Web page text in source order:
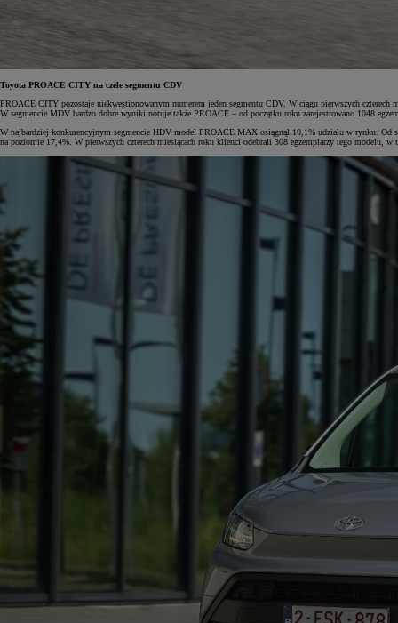
Toyota PROACE CITY na czele segmentu CDV
PROACE CITY pozostaje niekwestionowanym numerem jeden segmentu CDV. W ciągu pierwszych
W segmencie MDV bardzo dobre wyniki notuje także PROACE – od początku roku zarejestrowano 1048
W najbardziej konkurencyjnym segmencie HDV model PROACE MAX osiągnął 10,1% udziału w rynku.
na poziomie 17,4%. W pierwszych czterech miesiącach roku klienci odebrali 308 egzemplarzy tego modelu,